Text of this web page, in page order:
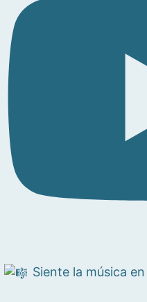
Siente la música